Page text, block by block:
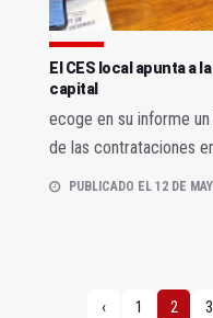
El CES local apunta a
capital
ecoge en su informe
de las contrataciones
PUBLICADO EL 12 DE
‹ 1 2 3